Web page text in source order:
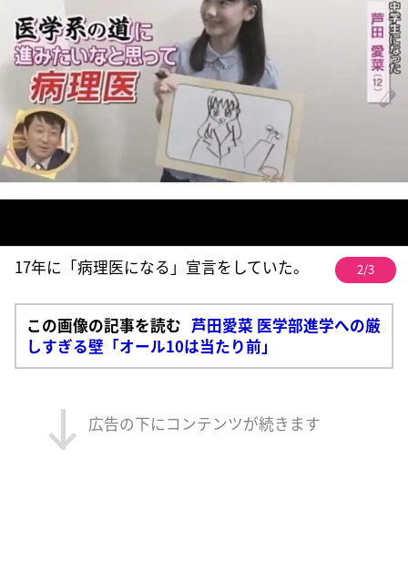
17年に「病理医になる」宣言をしていた。 2/3
この画像の記事を読む 芦田愛菜 医学部進学への厳
しすぎる壁「オール10は当たり前」
広告の下にコンテンツが続きます